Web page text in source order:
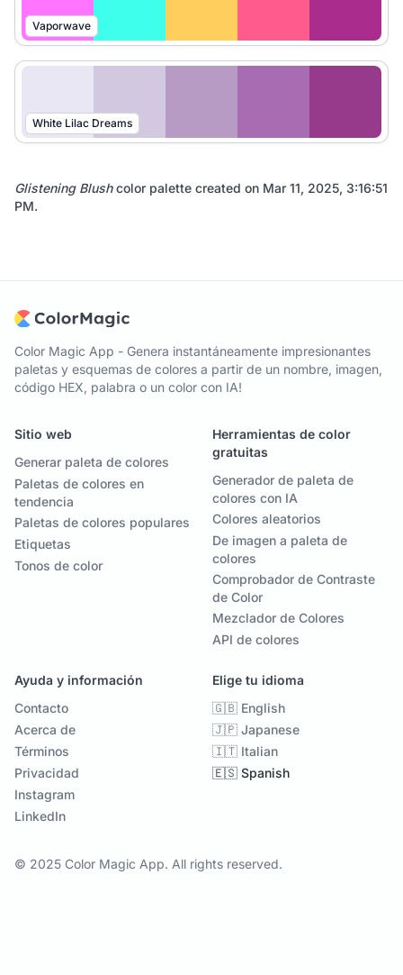
Vaporwave
White Lilac Dreams
Glistening Blushcolor palette created on Mar 11, 2025, 3:16:51
PM.
Color Magic App - Genera instantáneamente impresionantes
paletas y esquemas de colores a partir de un nombre, imagen,
código HEX, palabra o un color con IA!
Sitio web
Generar paleta de colores
Paletas de colores en
tendencia
Paletas de colores populares
Etiquetas
Tonos de color
Herramientas de color
gratuitas
Generador de paleta de
colores con IA
Colores aleatorios
De imagen a paleta de
colores
Comprobador de Contraste
de Color
Mezclador de Colores
API de colores
Ayuda y información
Contacto
Acerca de
Términos
Privacidad
Instagram
LinkedIn
Elige tu idioma
🇬🇧 English
🇯🇵 Japanese
🇮🇹 Italian
🇪🇸 Spanish
© 2025 Color Magic App. All rights reserved.